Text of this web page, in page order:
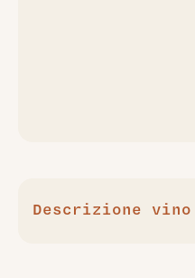
Descrizione vino